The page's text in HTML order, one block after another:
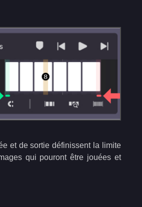
et de sortie définissent la limite
qui pouront être jouées et